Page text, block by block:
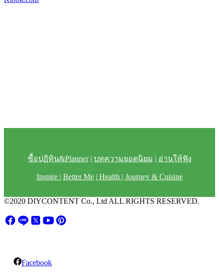
ซื้อปฏิทิน&Planner| บทความยอดนิยม | อ่านให้ฟัง
Inspire | Better Me| Health | Journey & Cuisine
©2020 DIYCONTENT Co., Ltd ALL RIGHTS RESERVED.
Facebook